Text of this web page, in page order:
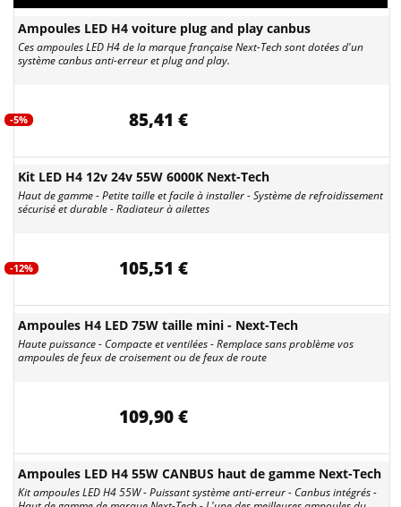
Ampoules LED H4 voiture plug and play canbus
Ces ampoules LED H4 de la marque française Next-Tech sont dotées d'un
système canbus anti-erreur et plug and play.
-5% 85,41 €
Kit LED H4 12v 24v 55W 6000K Next-Tech
Haut de gamme - Petite taille et facile à installer - Système de refroidissement
sécurisé et durable - Radiateur à ailettes
-12% 105,51 €
Ampoules H4 LED 75W taille mini - Next-Tech
Haute puissance - Compacte et ventilées - Remplace sans problème vos
ampoules de feux de croisement ou de feux de route
109,90 €
Ampoules LED H4 55W CANBUS haut de gamme Next-Tech
Kit ampoules LED H4 55W - Puissant système anti-erreur - Canbus intégrés -